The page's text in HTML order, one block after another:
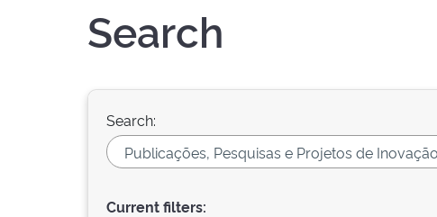
Search
Search:
Current filters: